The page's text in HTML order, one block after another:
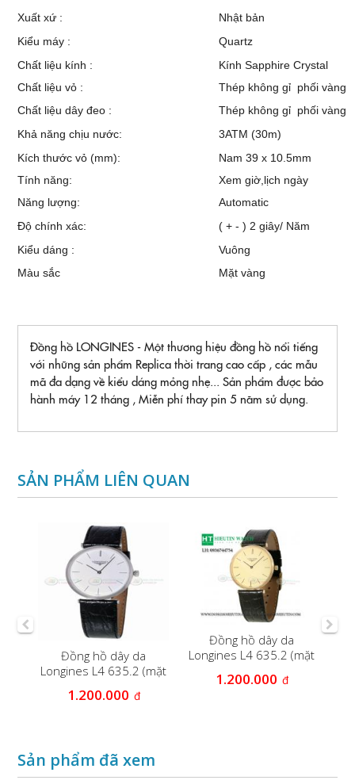
Xuất xứ :
Nhật bản
Kiểu máy :
Quartz
Chất liệu kính :
Kính Sapphire Crystal
Chất liệu vỏ :
Thép không gỉ phối vàng
Chất liệu dây đeo :
Thép không gỉ phối vàng
Khả năng chịu nước:
3ATM (30m)
Kích thước vỏ (mm):
Nam 39 x 10.5mm
Tính năng:
Xem giờ,lịch ngày
Năng lượng:
Automatic
Độ chính xác:
( + - ) 2 giây/ Năm
Kiểu dáng :
Vuông
Màu sắc
Mặt vàng
Đồng hồ LONGINES - Một thương hiệu đồng hồ nổi tiếng
với những sản phẩm Replica thời trang cao cấp , các mẫu
mã đa dạng về kiểu dáng mỏng nhẹ... Sản phẩm được bảo
hành máy 12 tháng , Miễn phí thay pin 5 năm sử dụng.
SẢN PHẨM LIÊN QUAN
Đồng hồ dây da
Longines L4 635.2 (mặt
1.200.000 đ
Đồng hồ dây da
Longines L4 635.2 (mặt
1.200.000 đ
Sản phẩm đã xem